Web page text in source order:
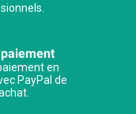
en
PayPal de